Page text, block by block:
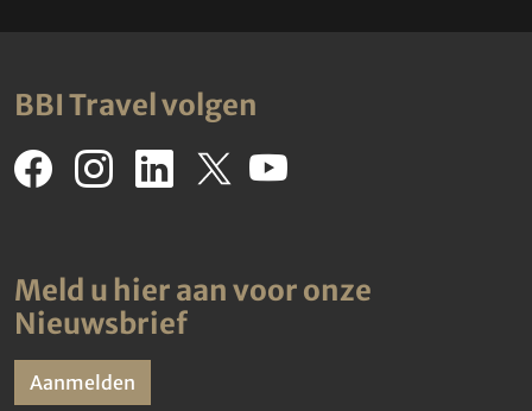
BBI Travel volgen
Meld u hier aan voor onze
Nieuwsbrief
Aanmelden